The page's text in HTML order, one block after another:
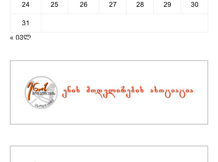
24 25 26 27 28 29 30
31
« ივლ